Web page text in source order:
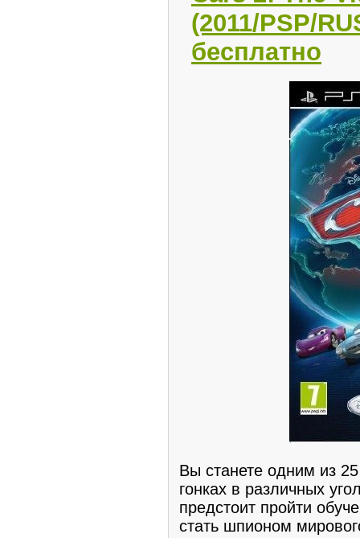
(2011/PSP/
бесплатно
Вы станете одним из
гонках в различных
предстоит пройти
стать шпионом